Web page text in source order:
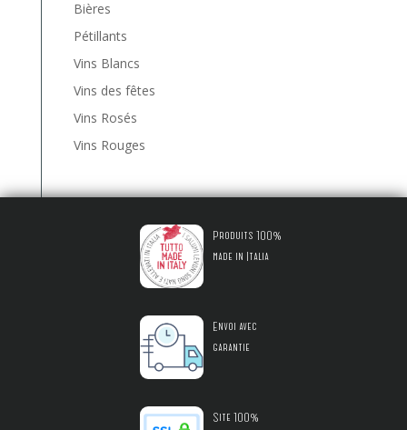
Bières
Pétillants
Vins Blancs
Vins des fêtes
Vins Rosés
Vins Rouges
Produits 100%
made in Italia
Envoi avec
garantie
Site 100%